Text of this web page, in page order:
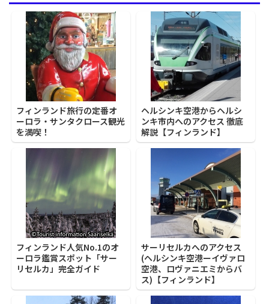
フィンランド旅行の定番オ
ーロラ・サンタクロース観光
を満喫！
ヘルシンキ空港からヘルシ
ンキ市内へのアクセス 徹底
解説【フィンランド】
フィンランド人気No.1のオ
ーロラ鑑賞スポット「サー
リセルカ」完全ガイド
サーリセルカへのアクセス
(ヘルシンキ空港ーイヴァロ
空港、ロヴァニエミからバ
ス)【フィンランド】